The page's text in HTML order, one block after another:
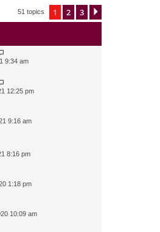
51 topics 1 2 3
9:34 am
12:25 pm
9:16 am
8:16 pm
1:18 pm
10:09 am